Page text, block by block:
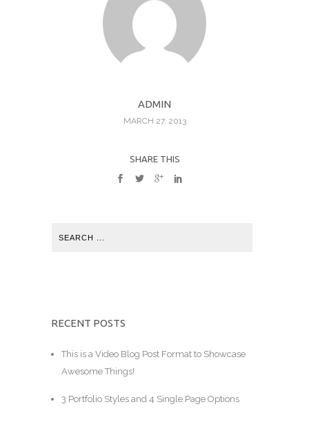
ADMIN
MARCH 27, 2013
SHARE THIS
RECENT POSTS
This is a Video Blog Post Format to Showcase
Awesome Things!
3 Portfolio Styles and 4 Single Page Options